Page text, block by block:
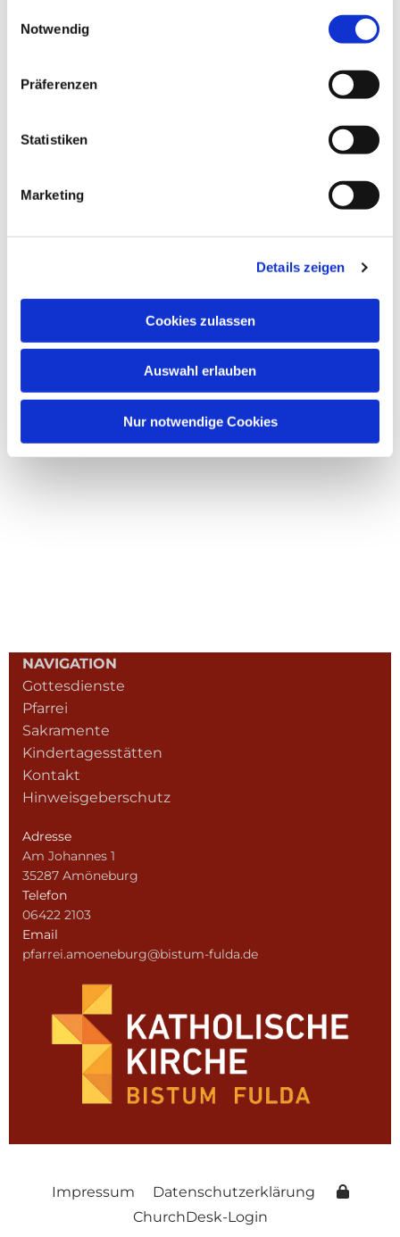
Notwendig
Präferenzen
Statistiken
Marketing
Details zeigen
Cookies zulassen
Auswahl erlauben
Nur notwendige Cookies
Dies könnte Sie auch
NAVIGATION
Gottesdienste
Pfarrei
Sakramente
Kindertagesstätten
Kontakt
Hinweisgeberschutz
Adresse
Am Johannes 1
35287 Amöneburg
Telefon
06422 2103
Email
pfarrei.amoeneburg@bistum-fulda.de
Impressum
Datenschutzerklärung
ChurchDesk-Login